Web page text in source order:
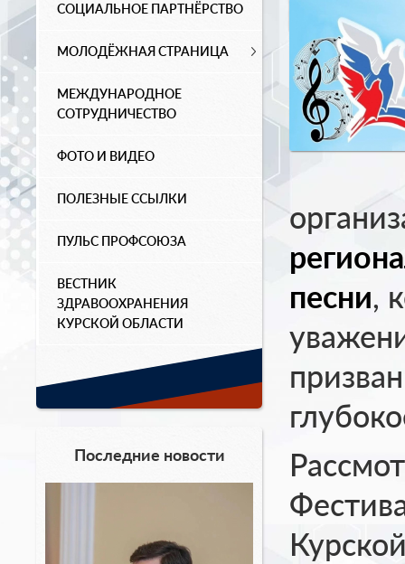
СОЦИАЛЬНОЕ ПАРТНЁРСТВО
МОЛОДЁЖНАЯ СТРАНИЦА
МЕЖДУНАРОДНОЕ
СОТРУДНИЧЕСТВО
ФОТО И ВИДЕО
ПОЛЕЗНЫЕ ССЫЛКИ
ПУЛЬС ПРОФСОЮЗА
ВЕСТНИК
ЗДРАВООХРАНЕНИЯ
КУРСКОЙ ОБЛАСТИ
Последние новости
песни,